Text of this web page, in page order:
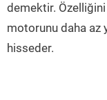
demektir.
motorunu daha az
hisseder.